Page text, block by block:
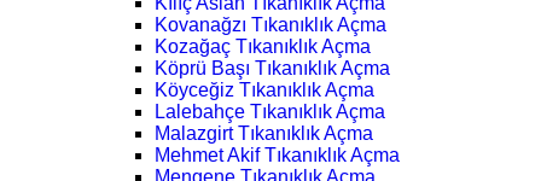
Kovanağzı Tıkanıklık Açma
Kozağaç Tıkanıklık Açma
Köprü Başı Tıkanıklık Açma
Köyceğiz Tıkanıklık Açma
Lalebahçe Tıkanıklık Açma
Malazgirt Tıkanıklık Açma
Mehmet Akif Tıkanıklık Açma